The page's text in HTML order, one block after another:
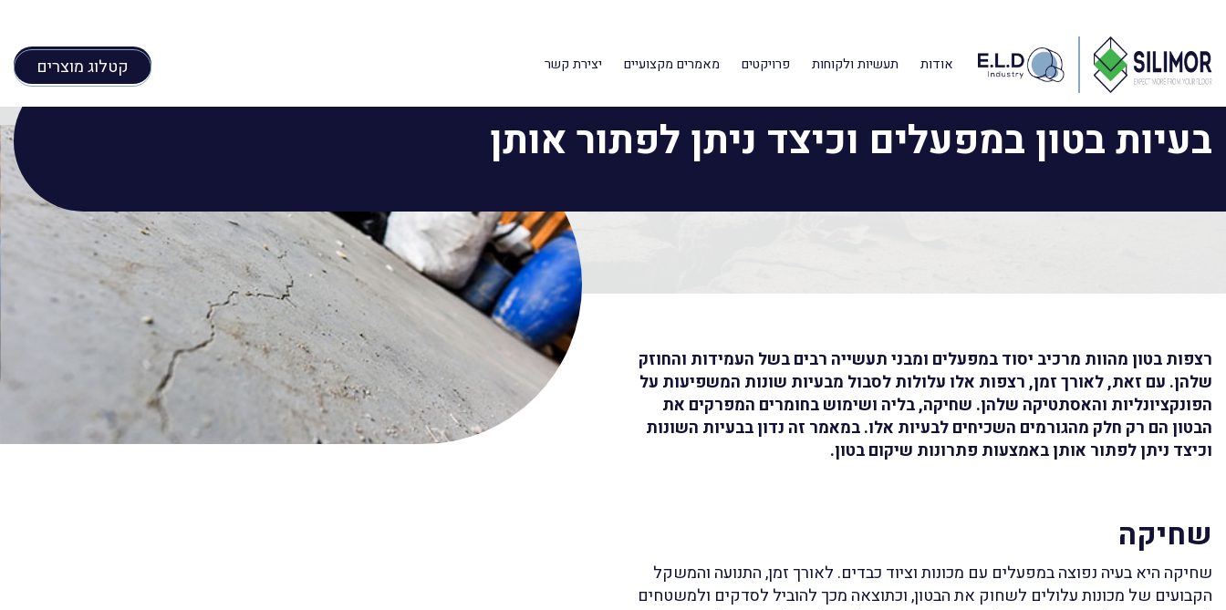
אודות תעשיות ולקוחות פרויקטים מאמרים מקצועיים יצירת קשר קטלוג מוצרים
דף הבית »מאמרים מקצועיים»
בעיות בטון במפעלים וכיצד ניתן לפתור אותן
רצפות בטון מהוות מרכיב יסוד במפעלים ומבני תעשייה רבים בשל העמידות והחוזק
שלהן. עם זאת, לאורך זמן, רצפות אלו עלולות לסבול מבעיות שונות המשפיעות על
הפונקציונליות והאסתטיקה שלהן. שחיקה, בליה ושימוש בחומרים המפרקים את
הבטון הם רק חלק מהגורמים השכיחים לבעיות אלו. במאמר זה נדון בבעיות השונות
וכיצד ניתן לפתור אותן באמצעות פתרונות שיקום בטון.
שחיקה
שחיקה היא בעיה נפוצה במפעלים עם מכונות וציוד כבדים. לאורך זמן, התנועה והמשקל
הקבועים של מכונות עלולים לשחוק את הבטון, וכתוצאה מכך להוביל לסדקים ולמשטחים